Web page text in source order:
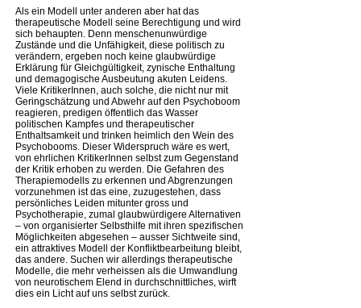
Als ein Modell unter anderen aber hat das
therapeutische Modell seine Berechtigung und wird
sich behaupten. Denn menschenunwürdige
Zustände und die Unfähigkeit, diese politisch zu
verändern, ergeben noch keine glaubwürdige
Erklärung für Gleichgültigkeit, zynische Enthaltung
und demagogische Ausbeutung akuten Leidens.
Viele KritikerInnen, auch solche, die nicht nur mit
Geringschätzung und Abwehr auf den Psychoboom
reagieren, predigen öffentlich das Wasser
politischen Kampfes und therapeutischer
Enthaltsamkeit und trinken heimlich den Wein des
Psychobooms. Dieser Widerspruch wäre es wert,
von ehrlichen KritikerInnen selbst zum Gegenstand
der Kritik erhoben zu werden. Die Gefahren des
Therapiemodells zu erkennen und Abgrenzungen
vorzunehmen ist das eine, zuzugestehen, dass
persönliches Leiden mitunter gross und
Psychotherapie, zumal glaubwürdigere Alternativen
– von organisierter Selbsthilfe mit ihren spezifischen
Möglichkeiten abgesehen – ausser Sichtweite sind,
ein attraktives Modell der Konfliktbearbeitung bleibt,
das andere. Suchen wir allerdings therapeutische
Modelle, die mehr verheissen als die Umwandlung
von neurotischem Elend in durchschnittliches, wirft
dies ein Licht auf uns selbst zurück.